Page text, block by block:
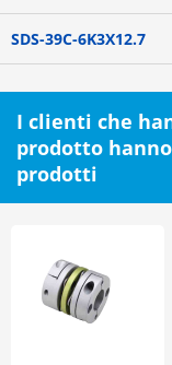
SDS-39C-6K3X12.7
I clienti che
prodotto
prodotti